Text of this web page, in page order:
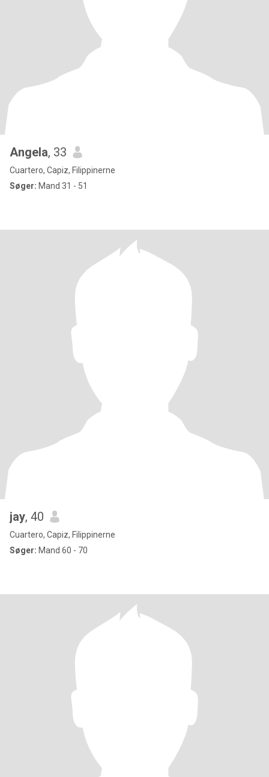
Angela, 33
Cuartero, Capiz, Filippinerne
Søger: Mand 31 - 51
jay, 40
Cuartero, Capiz, Filippinerne
Søger: Mand 60 - 70